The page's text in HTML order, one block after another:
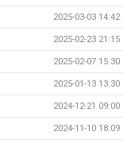
2025-03-03 14:42
2025-02-23 21:15
2025-02-07 15:30
2025-01-13 13:30
2024-12-21 09:00
2024-11-10 18:09